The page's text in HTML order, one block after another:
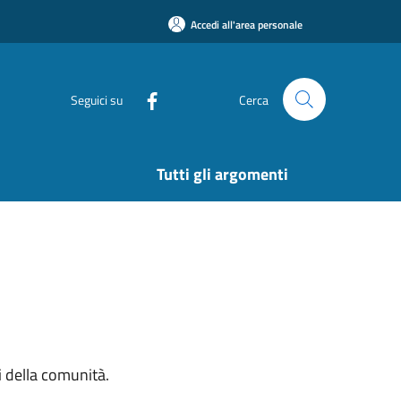
Accedi all'area personale
Seguici su Cerca
Tutti gli argomenti
della comunità.